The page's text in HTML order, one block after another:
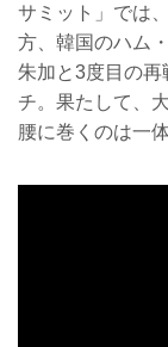
サミット」では
方、韓国のハム
朱加と3度目の再
チ。果たして、
腰に巻くのは一